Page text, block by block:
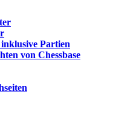
Partien
von Chessbase